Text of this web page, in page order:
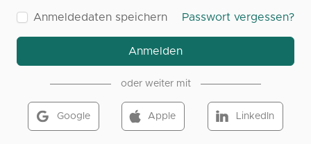
Anmeldedaten speichern Passwort vergessen?
Anmelden
oder weiter mit
Google Apple LinkedIn